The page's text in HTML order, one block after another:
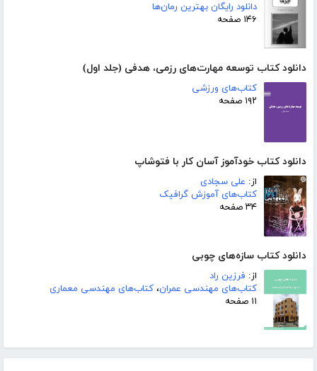
دانلود رایگان بهترین رمان‌ها
۱۴۶ صفحه
دانلود کتاب توسعه مهارت‌های رزمی، هدفی (جلد اول)
کتاب‌های ورزشی
۱۹۲ صفحه
دانلود کتاب خودآموز آسان کار با فتوشاپ
از: علی سجادی
کتاب‌های آموزش گرافیک
۳۴ صفحه
دانلود کتاب سازه‌های چوبی
از: فرزین راد
کتاب‌های مهندسی عمران، کتاب‌های مهندسی معماری
۱۱ صفحه